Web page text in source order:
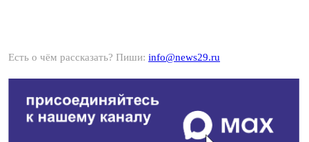
Есть о чём рассказать? Пиши: info@news29.ru